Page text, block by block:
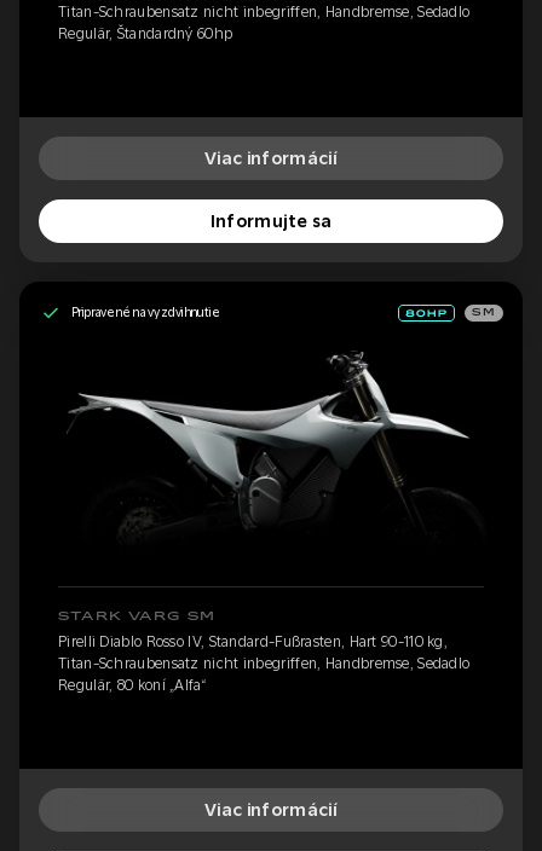
Titan-Schraubensatz nicht inbegriffen, Handbremse, Sedadlo
Regulär, Štandardný 60hp
Viac informácií
Informujte sa
Pripravené na vyzdvihnutie SM
STARK VARG SM
Pirelli Diablo Rosso IV, Standard-Fußrasten, Hart 90-110 kg,
Titan-Schraubensatz nicht inbegriffen, Handbremse, Sedadlo
Regulär, 80 koní „Alfa“
Viac informácií